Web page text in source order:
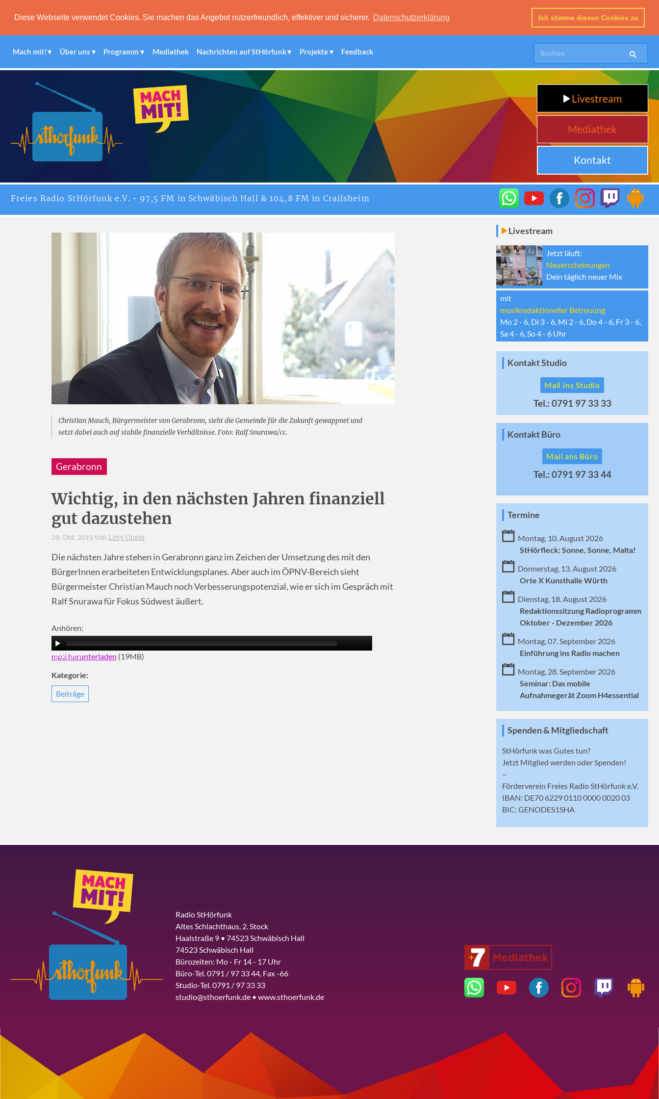
Diese Webseite verwendet Cookies. Sie machen das Angebot nutzerfreundlich, effektiver und sicherer. Datenschutzerklärung Ich stimme diesen Cookies zu
Mach mit! Über uns Programm Mediathek Nachrichten auf StHörfunk Projekte Feedback
Livestream
Mediathek
Kontakt
Freies Radio StHörfunke.V. • 97,5 FM in Schwäbisch Hall & 104,8 FM in Crailsheim
Christian Mauch, Bürgermeister von Gerabronn, sieht die Gemeinde für die Zukunft gewappnet und
setzt dabei auch auf stabile finanzielle Verhältnisse. Foto: Ralf Snurawa/cc.
Gerabronn
Wichtig, in den nächsten Jahren finanziell
gut dazustehen
29. Dez. 2019 von Levy Unger
Die nächsten Jahre stehen in Gerabronn ganz im Zeichen der Umsetzung des mit den
BürgerInnen erarbeiteten Entwicklungsplanes. Aber auch im ÖPNV-Bereich sieht
Bürgermeister Christian Mauch noch Verbesserungspotenzial, wie er sich im Gespräch mit
Ralf Snurawa für Fokus Südwest äußert.
Anhören:
00:00 08:11
mp3 herunterladen (19MB)
Kategorie:
Beiträge
Livestream
Jetzt läuft:
Neuerscheinungen
Dein täglich neuer Mix
mit
musikredaktioneller Betreuung
Mo 2 - 6, Di 3 - 6, Mi 2 - 6, Do 4 - 6, Fr 3 - 6,
Sa 4 - 6, So 4 - 6 Uhr
Kontakt Studio
Mail ins Studio
Tel.: 0791 97 33 33
Kontakt Büro
Mail ans Büro
Tel.: 0791 97 33 44
Termine
Montag, 10. August 2026
StHörfleck: Sonne, Sonne, Malta!
Donnerstag, 13. August 2026
Orte X Kunsthalle Würth
Dienstag, 18. August 2026
Redaktionssitzung Radioprogramm
Oktober - Dezember 2026
Montag, 07. September 2026
Einführung ins Radio machen
Montag, 28. September 2026
Seminar: Das mobile
Aufnahmegerät Zoom H4essential
Spenden & Mitgliedschaft
StHörfunk was Gutes tun?
Jetzt Mitglied werden oder Spenden!
–
Förderverein Freies Radio StHörfunk e.V.
IBAN: DE70 6229 0110 0000 0020 03
BIC: GENODES1SHA
Radio StHörfunk
Altes Schlachthaus, 2. Stock
Haalstraße 9 • 74523 Schwäbisch Hall
74523 Schwäbisch Hall
Bürozeiten: Mo - Fr 14 - 17 Uhr
Büro-Tel. 0791 / 97 33 44, Fax -66
Studio-Tel. 0791 / 97 33 33
studio@sthoerfunk.de • www.sthoerfunk.de